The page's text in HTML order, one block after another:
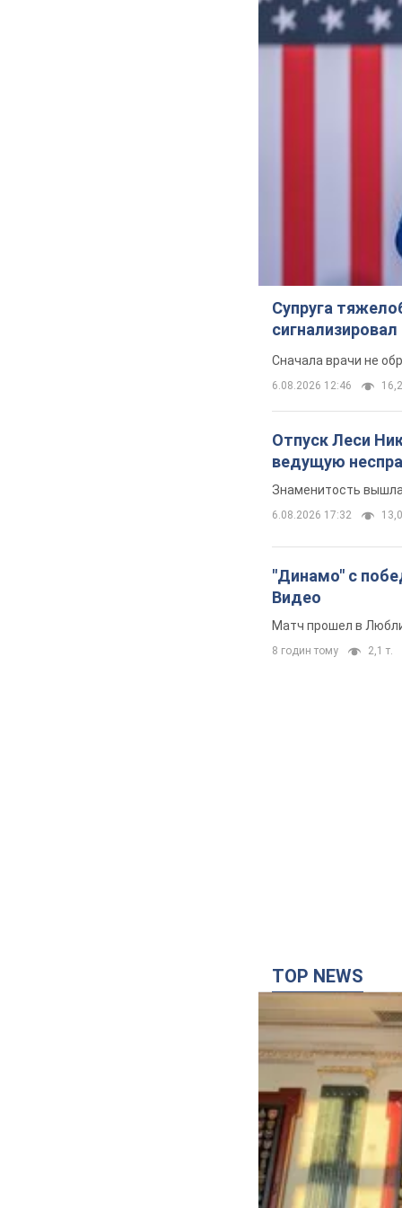
Супруга
Сначала врачи не
6.08.2026 12:46
Отпуск Леси
ведущую
Знаменитость
6.08.2026 17:32
"Динамо" с
Видео
Матч прошел в
8 годин тому 2,1 т.
TOP NEWS